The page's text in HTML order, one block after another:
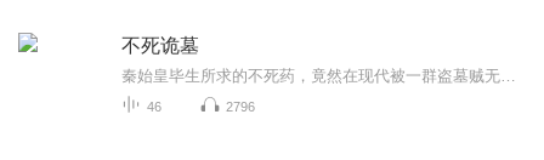
不死诡墓
46 2796